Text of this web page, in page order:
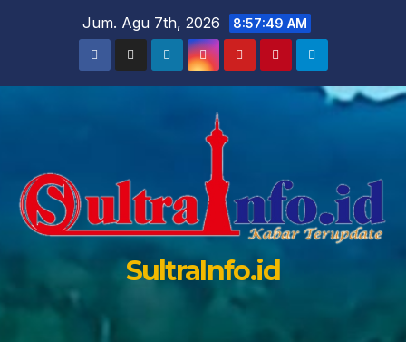
Jum. Agu 7th, 2026 8:57:50 AM
SultraInfo.id